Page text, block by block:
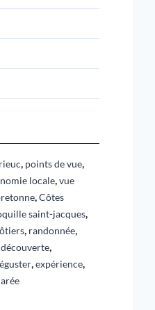
, points de vue,
locale,vue
,Côtes
saint-jacques,
, randonnée,
découverte,
,expérience,